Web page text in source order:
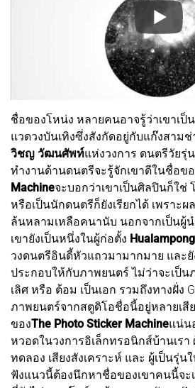
ชื่อของโหน่ง หลายคนอาจรู้ว่าเขาเป็
แวดวงบันเทิงซึ่งสังกัดอยู่กับแก๊งสาม
วิชญ วัฒนศัพท์แห่งวงการ ดนตรีวัย
ทำงานด้านดนตรีจะรู้จักเขาดีในชื่อข
Machineจะบอกว่าเขาเป็นศิลปินก็ใช่
หรือเป็นนักดนตรีก็ยังเรียกได้ เพราะผ
ล้นหลามเหลือคนานับ นอกจากเป็นผู้น
เขายังเป็นหนึ่งในผู้ก่อตั้ง
วงดนตรีอินดี้หัวแถวมามากมาย และยั
ประกอบให้กับภาพยนตร์ ไม่ว่าจะเป็
เลิศ หรือ ต้อม เป็นเอก รวมถึงทางฝั่ง
ภาพยนตร์จากสตูดิโอชื่อนี้อยู่หลายเสี
ของThe Photo Sticker Machineแน่น
หวอดในวงการอิเล็กทรอนิกส์บ้านเรา
ทดลอง เสียงสังเคราะห์ และ ผู้เป็นรุ่น
ฟังแนวนี้ต้องนึกหาชื่อของเขาคนนี้จะ